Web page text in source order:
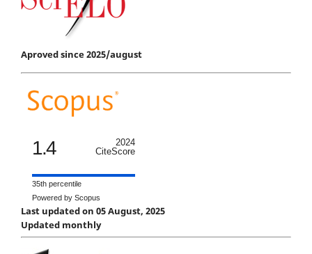
Aproved since 2025/august
1.4
2024
CiteScore
35th percentile
Powered by Scopus
Last updated on 05 August, 2025
Updated monthly